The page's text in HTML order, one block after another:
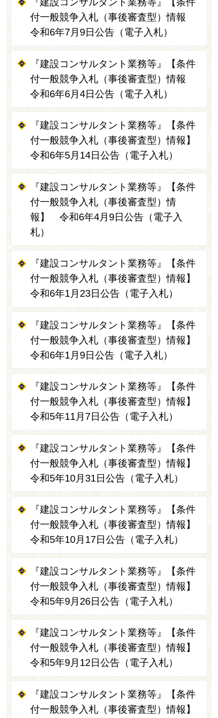
付一般競争入札（事後審査型）情報
令和6年7月9日公告（電子入札）
『建設コンサルタント業務等』【条件
付一般競争入札（事後審査型）情報
令和6年6月4日公告（電子入札）
『建設コンサルタント業務等』【条件
付一般競争入札（事後審査型）情報】
令和6年5月14日公告（電子入札）
『建設コンサルタント業務等』【条件
付一般競争入札（事後審査型）情
報】 令和6年4月9日公告（電子入
札）
『建設コンサルタント業務等』【条件
付一般競争入札（事後審査型）情報】
令和6年1月23日公告（電子入札）
『建設コンサルタント業務等』【条件
付一般競争入札（事後審査型）情報】
令和6年1月9日公告（電子入札）
『建設コンサルタント業務等』【条件
付一般競争入札（事後審査型）情報】
令和5年11月7日公告（電子入札）
『建設コンサルタント業務等』【条件
付一般競争入札（事後審査型）情報】
令和5年10月31日公告（電子入札）
『建設コンサルタント業務等』【条件
付一般競争入札（事後審査型）情報】
令和5年10月17日公告（電子入札）
『建設コンサルタント業務等』【条件
付一般競争入札（事後審査型）情報】
令和5年9月26日公告（電子入札）
『建設コンサルタント業務等』【条件
付一般競争入札（事後審査型）情報】
令和5年9月12日公告（電子入札）
『建設コンサルタント業務等』【条件
付一般競争入札（事後審査型）情報】